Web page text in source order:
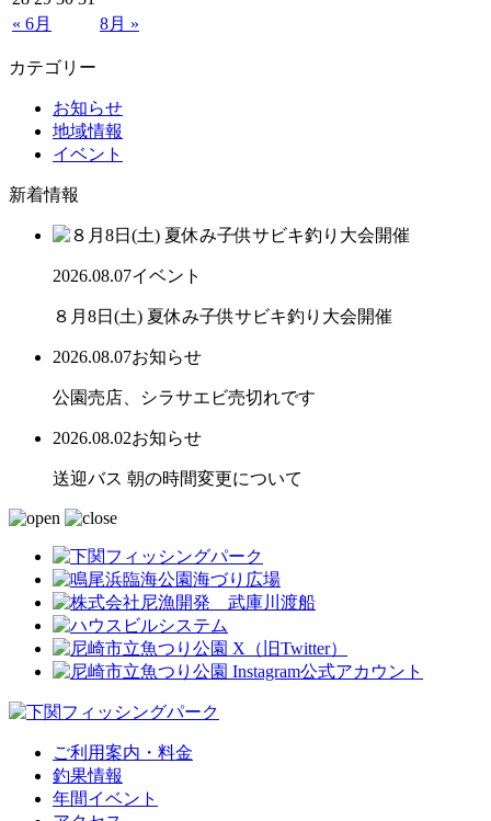
« 6月 8月 »
カテゴリー
お知らせ
地域情報
イベント
新着情報
2026.08.07イベント
８月8日(土) 夏休み子供サビキ釣り大会開催
2026.08.07お知らせ
公園売店、シラサエビ売切れです
2026.08.02お知らせ
送迎バス 朝の時間変更について
ご利用案内・料金
釣果情報
年間イベント